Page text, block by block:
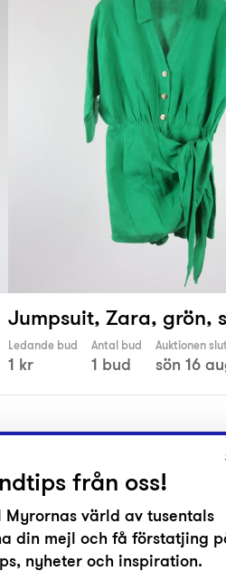
Jumpsuit, Zara, grön,
Ledande bud
1 kr
Antal bud
1 bud
Auktionen
sön 16
från oss!
Myrornas värld av tusentals
din mejl och få förstatjing
nyheter och inspiration.